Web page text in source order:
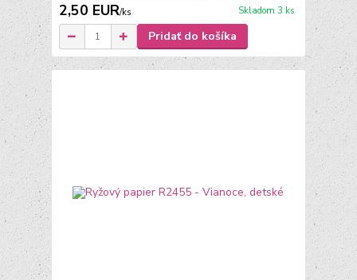
2,50 EUR/ks Skladom 3 ks
Pridať do košíka